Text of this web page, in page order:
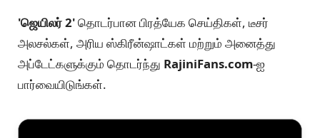
'ஜெயிலர் 2'தொடர்பான பிரத்யேக செய்திகள், டீசர்
அலசல்கள், அரிய ஸ்கிரீன்ஷாட்கள் மற்றும் அனைத்து
அப்டேட்களுக்கும் தொடர்ந்து RajiniFans.com-ஐ
பார்வையிடுங்கள்.